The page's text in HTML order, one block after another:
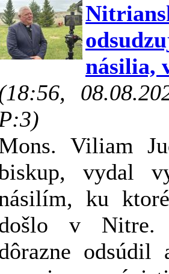
násilia,
Viliam
vydal
ku
v Nitre.
odsúdil